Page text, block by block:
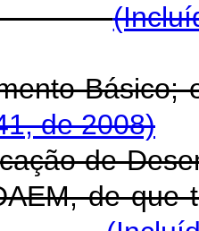
de 2008)
de
de que